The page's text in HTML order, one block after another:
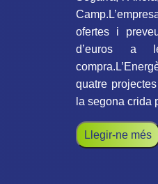
ofertes i
d’euros a
quatre
la segona crida
Llegir-ne més